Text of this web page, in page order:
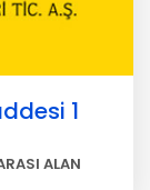
1
ALAN